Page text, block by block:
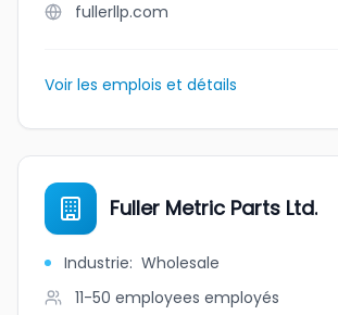
fullerllp.com
Voir les emplois et détails
Fuller Metric Parts Ltd.
Industrie: Wholesale
11-50 employees employés